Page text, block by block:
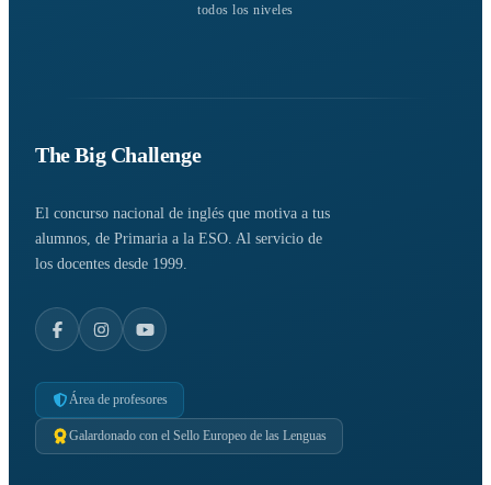
todos los niveles
The Big Challenge
El concurso nacional de inglés que motiva a tus
alumnos, de Primaria a la ESO. Al servicio de
los docentes desde 1999.
Área de profesores
Galardonado con el Sello Europeo de las Lenguas